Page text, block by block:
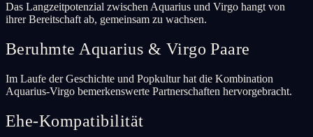
Das Langzeitpotenzial zwischen Aquarius und Virgo hangt von
ihrer Bereitschaft ab, gemeinsam zu wachsen.
Beruhmte Aquarius & Virgo Paare
Im Laufe der Geschichte und Popkultur hat die Kombination
Aquarius-Virgo bemerkenswerte Partnerschaften hervorgebracht.
Ehe-Kompatibilität